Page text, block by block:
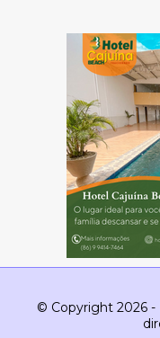
© Copyright 2026 -